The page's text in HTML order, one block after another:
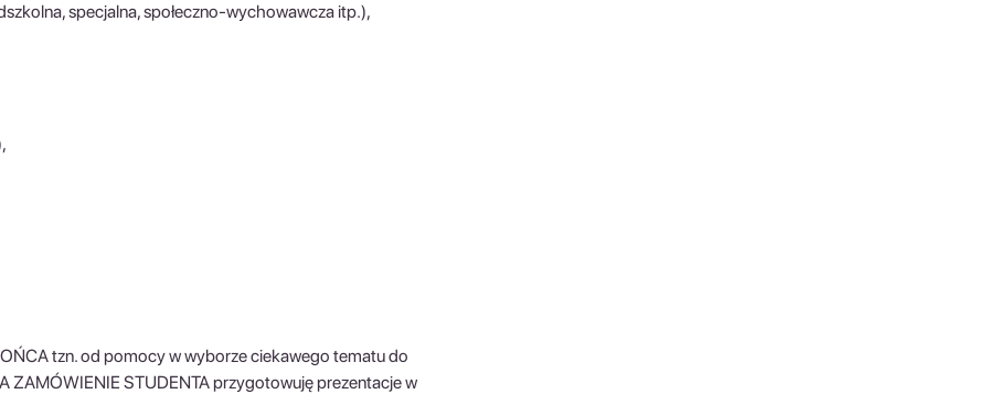
specjalna, społeczno-wychowawcza itp.),
tzn. od pomocy w wyborze ciekawego tematu do
ZAMÓWIENIE STUDENTA przygotowuję prezentacje w